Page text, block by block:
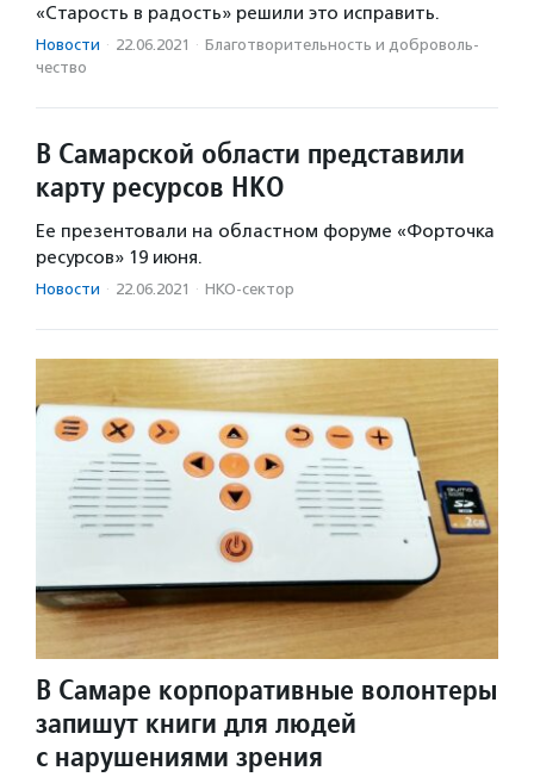
«Старость в радость» решили это исправить.
Новости · 22.06.2021 · Благотвори­тель­ность и доброволь­
чест­во
В Самарской области представили
карту ресурсов НКО
Ее презентовали на областном форуме «Форточка
ресурсов» 19 июня.
Новости · 22.06.2021 · НКО-сектор
В Самаре корпоративные волонтеры
запишут книги для людей
с нарушениями зрения